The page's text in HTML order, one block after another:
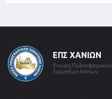
ΕΠΣ ΧΑΝΊΩΝ
Ένωση Ποδοσφαιρικών
Σωματίων Χανίων